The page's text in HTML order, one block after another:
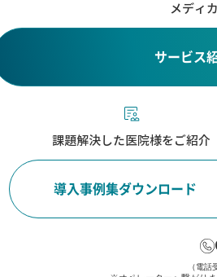
メディ
サービス
課題解決した医院様をご紹介
導入事例集ダウンロード
（電